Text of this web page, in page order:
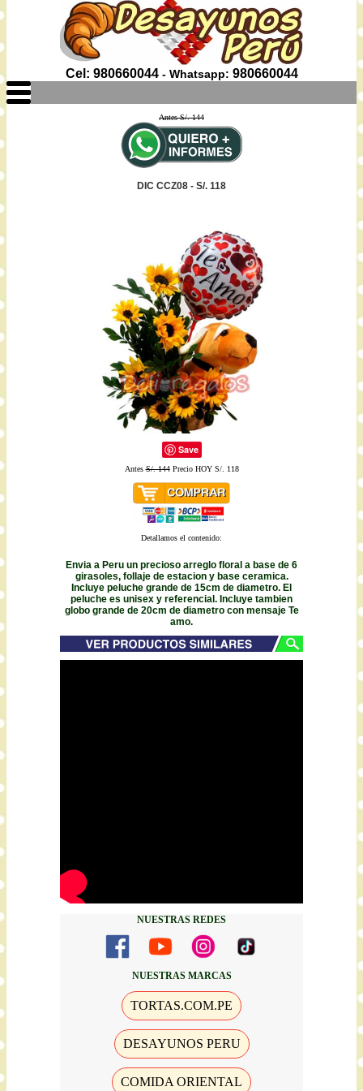
Cel: 980660044- Whatsapp: 980660044
Antes S/. 144
DIC CCZ08 - S/. 118
Save
AntesS/. 144Precio HOY S/. 118
Detallamos el contenido:
Envia a Peru un precioso arreglo floral a base de 6
girasoles, follaje de estacion y base ceramica.
Incluye peluche grande de 15cm de diametro. El
peluche es unisex y referencial. Incluye tambien
globo grande de 20cm de diametro con mensaje Te
amo.
NUESTRAS REDES
NUESTRAS MARCAS
TORTAS.COM.PE
DESAYUNOS PERU
COMIDA ORIENTAL